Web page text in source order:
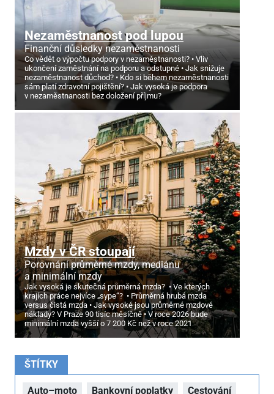
Nezaměstnanost pod lupou
Finanční důsledky nezaměstnanosti
Co vědět o výpočtu podpory v nezaměstnanosti?
Vliv
ukončení zaměstnání na podporu a odstupné
Jak snižuje
nezaměstnanost důchod?
Kdo si během nezaměstnanosti
sám platí zdravotní pojištění?
Jak vysoká je podpora
v nezaměstnanosti bez doložení příjmu?
Mzdy v ČR stoupají
Porovnání průměrné mzdy, mediánu
a minimální mzdy
Jak vysoká je skutečná průměrná mzda?
Ve kterých
krajích práce nejvíce „sype“?
Průměrná hrubá mzda
versus čistá mzda
Jak vysoké jsou průměrné mzdové
náklady? V Praze 90 tisíc měsíčně
V roce 2026 bude
minimální mzda vyšší o 7 200 Kč než v roce 2021
ŠTÍTKY
Auto–moto Bankovní poplatky Cestování